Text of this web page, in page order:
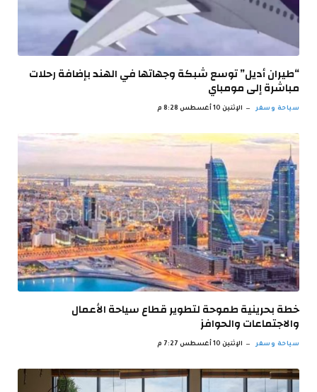
“طيران أديل” توسع شبكة وجهاتها في الهند بإضافة رحلات
مباشرة إلى مومباي
سياحة وسفر الإثنين 10 أغسطس 8:28 م
خطة بحرينية طموحة لتطوير قطاع سياحة الأعمال
والاجتماعات والحوافز
سياحة وسفر الإثنين 10 أغسطس 7:27 م